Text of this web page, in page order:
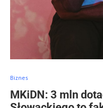
Biznes
MKiDN: 3 mln